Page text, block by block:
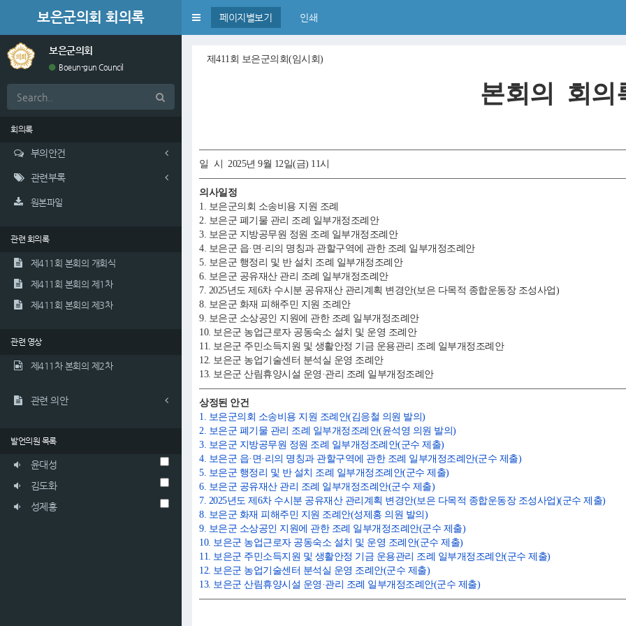
보은군의회 회의록
Toggle
navigation
페이지별보기 인쇄
보은군의회
Boeun-gun Council
회의록
부의안건
관련부록
원본파일
관련 회의록
제411회 본회의 개회식
제411회 본회의 제1차
제411회 본회의 제3차
관련 영상
제411차 본회의 제2차
관련 의안
발언의원 목록
윤대성
김도화
성제홍
제411회 보은군의회(임시회)
본회의 회의
일 시 2025년 9월 12일(금) 11시
의사일정
1. 보은군의회 소송비용 지원 조례
2. 보은군 폐기물 관리 조례 일부개정조례안
3. 보은군 지방공무원 정원 조례 일부개정조례안
4. 보은군 읍·면·리의 명칭과 관할구역에 관한 조례 일부개정조례안
5. 보은군 행정리 및 반 설치 조례 일부개정조례안
6. 보은군 공유재산 관리 조례 일부개정조례안
7. 2025년도 제6차 수시분 공유재산 관리계획 변경안(보은 다목적 종합운동장 조성사업)
8. 보은군 화재 피해주민 지원 조례안
9. 보은군 소상공인 지원에 관한 조례 일부개정조례안
10. 보은군 농업근로자 공동숙소 설치 및 운영 조례안
11. 보은군 주민소득지원 및 생활안정 기금 운용관리 조례 일부개정조례안
12. 보은군 농업기술센터 분석실 운영 조례안
13. 보은군 산림휴양시설 운영·관리 조례 일부개정조례안
상정된 안건
1. 보은군의회 소송비용 지원 조례안(김응철 의원 발의)
2. 보은군 폐기물 관리 조례 일부개정조례안(윤석영 의원 발의)
3. 보은군 지방공무원 정원 조례 일부개정조례안(군수 제출)
4. 보은군 읍·면·리의 명칭과 관할구역에 관한 조례 일부개정조례안(군수 제출)
5. 보은군 행정리 및 반 설치 조례 일부개정조례안(군수 제출)
6. 보은군 공유재산 관리 조례 일부개정조례안(군수 제출)
7. 2025년도 제6차 수시분 공유재산 관리계획 변경안(보은 다목적 종합운동장 조성사업)(군수 제출)
8. 보은군 화재 피해주민 지원 조례안(성제홍 의원 발의)
9. 보은군 소상공인 지원에 관한 조례 일부개정조례안(군수 제출)
10. 보은군 농업근로자 공동숙소 설치 및 운영 조례안(군수 제출)
11. 보은군 주민소득지원 및 생활안정 기금 운용관리 조례 일부개정조례안(군수 제출)
12. 보은군 농업기술센터 분석실 운영 조례안(군수 제출)
13. 보은군 산림휴양시설 운영·관리 조례 일부개정조례안(군수 제출)